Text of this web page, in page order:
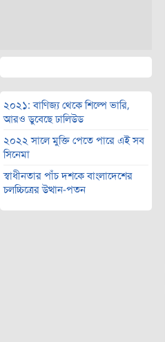
২০২১: বাণিজ্য থেকে শিল্পে ভারি,
আরও ডুবেছে ঢালিউড
২০২২ সালে মুক্তি পেতে পারে এই সব
সিনেমা
স্বাধীনতার পাঁচ দশকে বাংলাদেশের
চলচ্চিত্রের উত্থান-পতন